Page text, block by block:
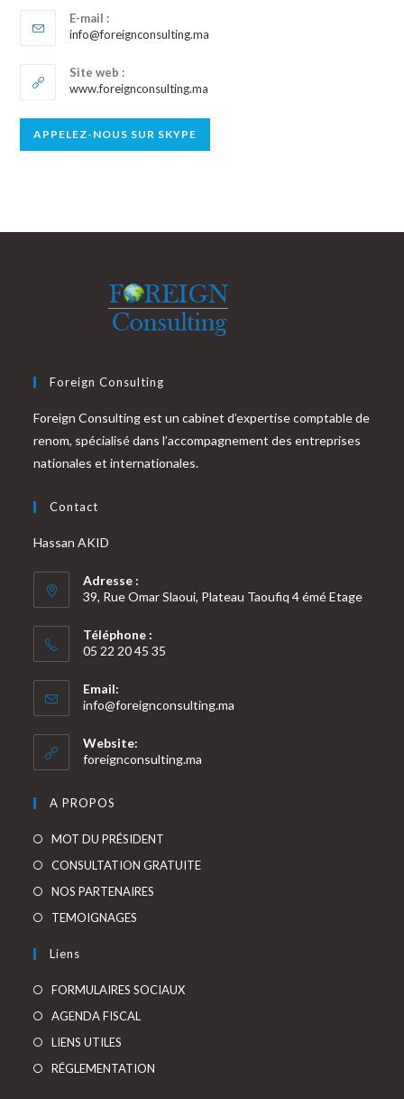
E-mail :
info@foreignconsulting.ma
Site web :
www.foreignconsulting.ma
APPELEZ-NOUS SUR SKYPE
dans
Foreign Consulting
Foreign Consulting est un cabinet d’expertise comptable de
renom, spécialisé dans l’accompagnement des entreprises
nationales et internationales.
Contact
Hassan AKID
Adresse :
39, Rue Omar Slaoui, Plateau Taoufiq 4 émé Etage
Téléphone :
05 22 20 45 35
Email:
info@foreignconsulting.ma
Website:
foreignconsulting.ma
A PROPOS
MOT DU PRÉSIDENT
dans
CONSULTATION GRATUITES’ouvre
NOS PARTENAIRES
TEMOIGNAGES
nouvel
Liens
FORMULAIRES SOCIAUX
AGENDA FISCAL
LIENS UTILES
RÉGLEMENTATION